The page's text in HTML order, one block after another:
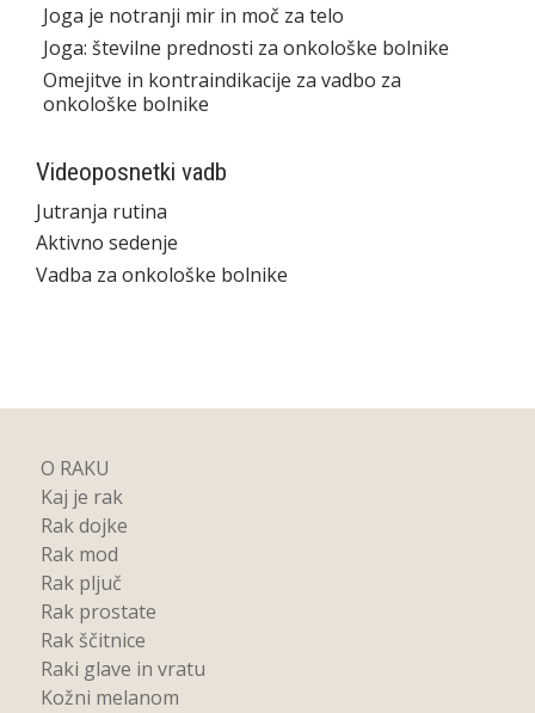
Joga je notranji mir in moč za telo
Joga: številne prednosti za onkološke bolnike
Omejitve in kontraindikacije za vadbo za
onkološke bolnike
Videoposnetki vadb
Jutranja rutina
Aktivno sedenje
Vadba za onkološke bolnike
O RAKU
Kaj je rak
Rak dojke
Rak mod
Rak pljuč
Rak prostate
Rak ščitnice
Raki glave in vratu
Kožni melanom